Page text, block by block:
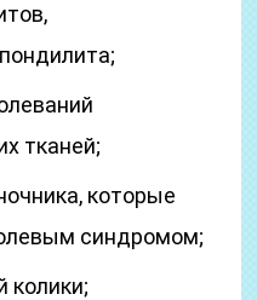
тканей;
которые
синдромом;
колики;